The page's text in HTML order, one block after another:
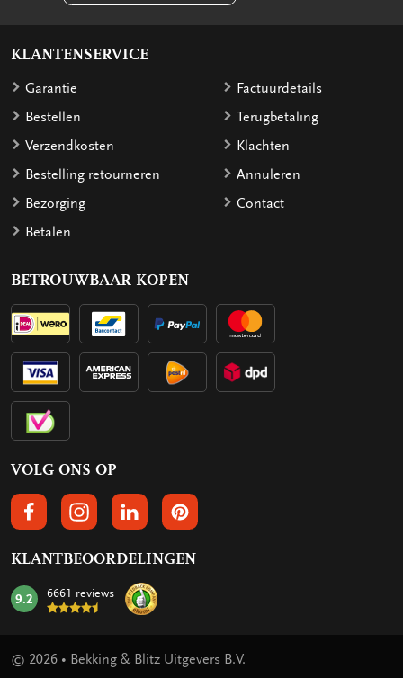
KLANTENSERVICE
Garantie
Bestellen
Verzendkosten
Bestelling retourneren
Bezorging
Betalen
Factuurdetails
Terugbetaling
Klachten
Annuleren
Contact
BETROUWBAAR KOPEN
VOLG ONS OP
VOLGS ONS OP FACEBOOK
VOLG ONS OP INSTAGRAM
VOLG ONS OP LINKEDIN
VOLG ONS OP PINTEREST
KLANTBEOORDELINGEN
mark:
9.2 6661 reviews
© 2026 • Bekking & Blitz Uitgevers B.V.